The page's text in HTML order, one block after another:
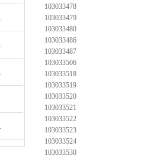
领域？
？
影响
巧
103033478
103033479
103033480
103033486
103033487
103033506
103033518
103033519
103033520
103033521
103033522
103033523
103033524
103033530